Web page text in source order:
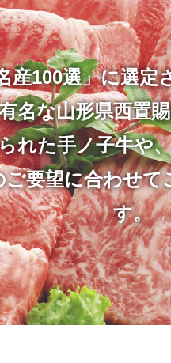
産100選」に選定
名な山形県西置
れた手ノ子牛や
要望に合わせて
す。